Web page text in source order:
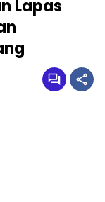
Lapas